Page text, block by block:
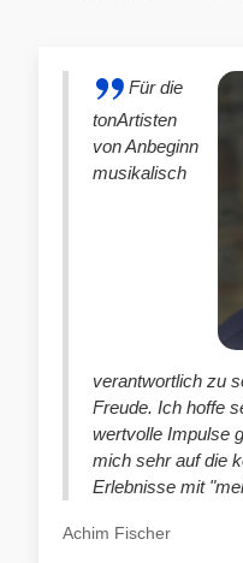
Für die
tonArtisten
von Anbeginn
musikalisch
verantwortlich zu
Freude. Ich hoffe
wertvolle Impulse
mich sehr auf die
Erlebnisse mit
Achim Fischer